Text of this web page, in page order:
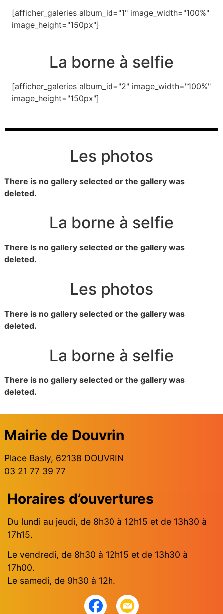
[afficher_galeries album_id="1" image_width="100%"
image_height="150px"]
La borne à selfie
[afficher_galeries album_id="2" image_width="100%"
image_height="150px"]
Les photos
There is no gallery selected or the gallery was
deleted.
La borne à selfie
There is no gallery selected or the gallery was
deleted.
Les photos
There is no gallery selected or the gallery was
deleted.
La borne à selfie
There is no gallery selected or the gallery was
deleted.
Mairie de Douvrin
Place Basly, 62138 DOUVRIN
03 21 77 39 77
Horaires d’ouvertures
Du lundi au jeudi, de 8h30 à 12h15 et de 13h30 à
17h15.
Le vendredi, de 8h30 à 12h15 et de 13h30 à
17h00.
Le samedi, de 9h30 à 12h.